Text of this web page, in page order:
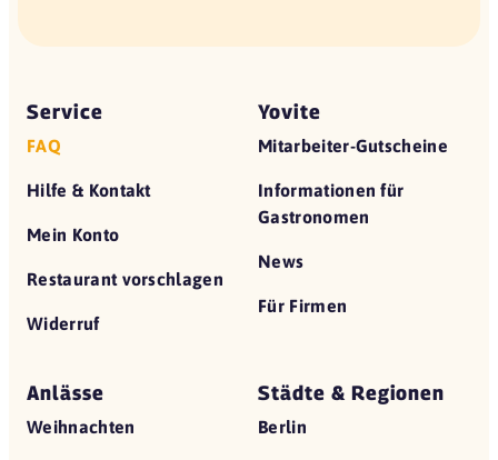
Service
FAQ
Hilfe & Kontakt
Mein Konto
Restaurant vorschlagen
Widerruf
Yovite
Mitarbeiter-Gutscheine
Informationen für
Gastronomen
News
Für Firmen
Anlässe
Weihnachten
Städte & Regionen
Berlin